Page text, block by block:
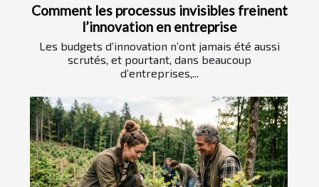
Comment les processus invisibles freinent
l’innovation en entreprise
Les budgets d’innovation n’ont jamais été aussi
scrutés, et pourtant, dans beaucoup
d’entreprises,...